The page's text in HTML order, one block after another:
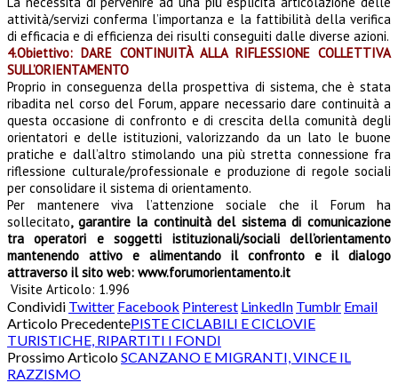
attività/servizi conferma l’importanza e la fattibilità della verifica
di efficacia e di efficienza dei risulti conseguiti dalle diverse azioni.
4.Obiettivo: DARE CONTINUITÀ ALLA RIFLESSIONE COLLETTIVA
SULL’ORIENTAMENTO
Proprio in conseguenza della prospettiva di sistema, che è stata
ribadita nel corso del Forum, appare necessario dare continuità a
questa occasione di confronto e di crescita della comunità degli
orientatori e delle istituzioni, valorizzando da un lato le buone
pratiche e dall’altro stimolando una piùstretta connessione fra
riflessione culturale/professionale e produzione di regole sociali
per consolidare il sistema di orientamento.
Per mantenere viva l’attenzione sociale che il Forum ha
sollecitato, garantire la continuità del sistema di comunicazione
tra operatori e soggetti istituzionali/sociali dell’orientamento
mantenendo attivo e alimentando il confronto e il dialogo
attraverso il sito web: www.forumorientamento.it
Visite Articolo: 1.996
Condividi Twitter Facebook Pinterest LinkedIn Tumblr Email
Articolo PrecedentePISTE CICLABILI E CICLOVIE
TURISTICHE, RIPARTITI I FONDI
Prossimo ArticoloSCANZANO E MIGRANTI, VINCE IL
RAZZISMO